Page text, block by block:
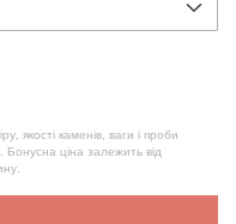
якості каменів, ваги і проби
Бонусна ціна залежить від